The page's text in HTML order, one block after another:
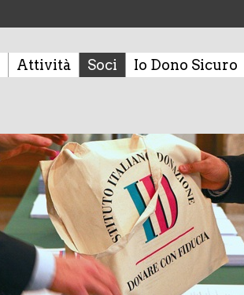
Attività Soci Io Dono Sicuro